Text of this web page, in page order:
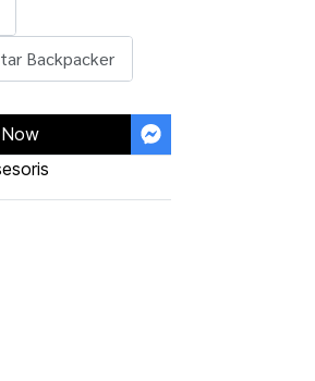
Backpacker